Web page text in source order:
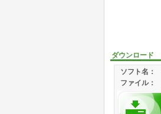
ダウンロード
ソフト名：
ファイル：